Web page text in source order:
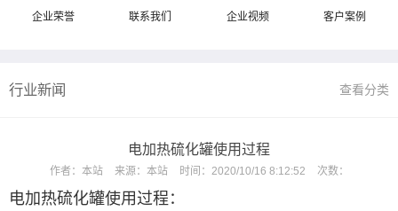
企业荣誉 联系我们 企业视频 客户案例
行业新闻 查看分类
电加热硫化罐使用过程
作者： 本站 来源： 本站 时间： 2020/10/16 8:12:52 次数：
电加热硫化罐使用过程：